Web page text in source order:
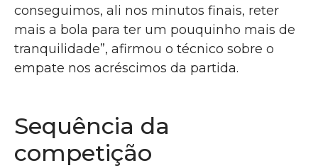
conseguimos, ali nos minutos finais, reter
mais a bola para ter um pouquinho mais de
tranquilidade”, afirmou o técnico sobre o
empate nos acréscimos da partida.
Sequência da
competição